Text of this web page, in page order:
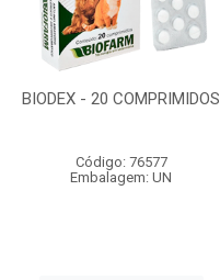
BIODEX - 20 COMPRIMIDOS
Código: 76577
Embalagem: UN